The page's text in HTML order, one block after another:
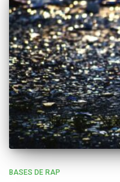
BASES DE RAP